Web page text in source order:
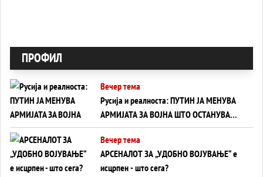
ПРОФИЛ
Вечер тема
Русија и реалноста: ПУТИН ЈА МЕНУВА
АРМИЈАТА ЗА ВОЈНА ШТО ОСТАНУВА
БЕЗ ФРОНТ
Вечер тема
АРСЕНАЛОТ ЗА „УДОБНО ВОЈУВАЊЕ“ е
исцрпен - што сега?